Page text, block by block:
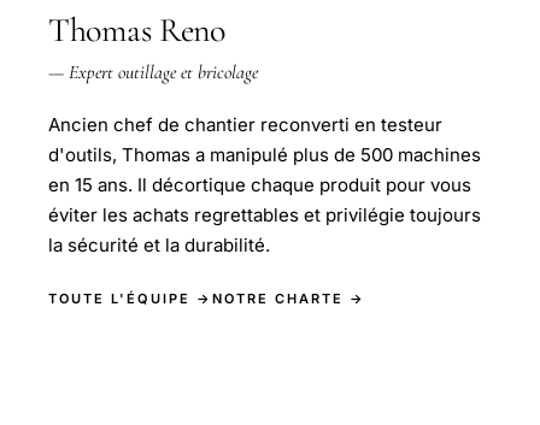
Thomas Reno
— Expert outillage et bricolage
Ancien chef de chantier reconverti en testeur
d'outils, Thomas a manipulé plus de 500 machines
en 15 ans. Il décortique chaque produit pour vous
éviter les achats regrettables et privilégie toujours
la sécurité et la durabilité.
TOUTE L'ÉQUIPE → NOTRE CHARTE →